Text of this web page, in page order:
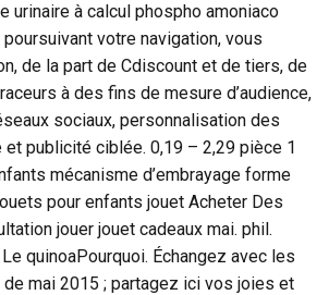
urinaire à calcul phospho amoniaco
poursuivant votre navigation, vous
de la part de Cdiscount et de tiers, de
à des fins de mesure d’audience,
sociaux, personnalisation des
et publicité ciblée. 0,19 – 2,29 pièce 1
mécanisme d’embrayage forme
pour enfants jouet Acheter Des
jouer jouet cadeaux mai. phil.
quinoaPourquoi. Échangez avec les
de mai 2015 ; partagez ici vos joies et